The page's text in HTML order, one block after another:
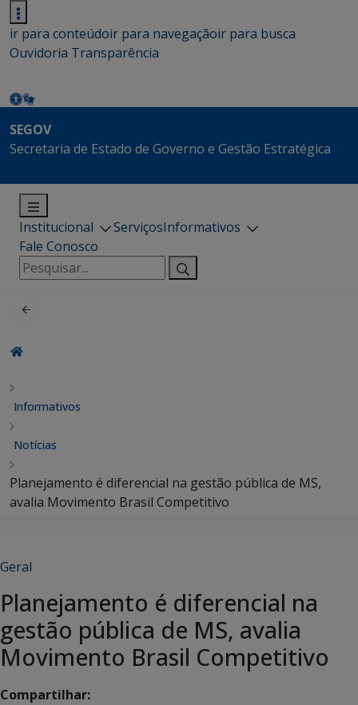
ir para conteúdoir para navegaçãoir para busca
Ouvidoria Transparência
SEGOV
Secretaria de Estado de Governo e Gestão Estratégica
Institucional ServiçosInformativos
Fale Conosco
Pesquisar
por:
Informativos
Notícias
Planejamento é diferencial na gestão pública de MS,
avalia Movimento Brasil Competitivo
Geral
Planejamento é diferencial na
gestão pública de MS, avalia
Movimento Brasil Competitivo
Compartilhar: